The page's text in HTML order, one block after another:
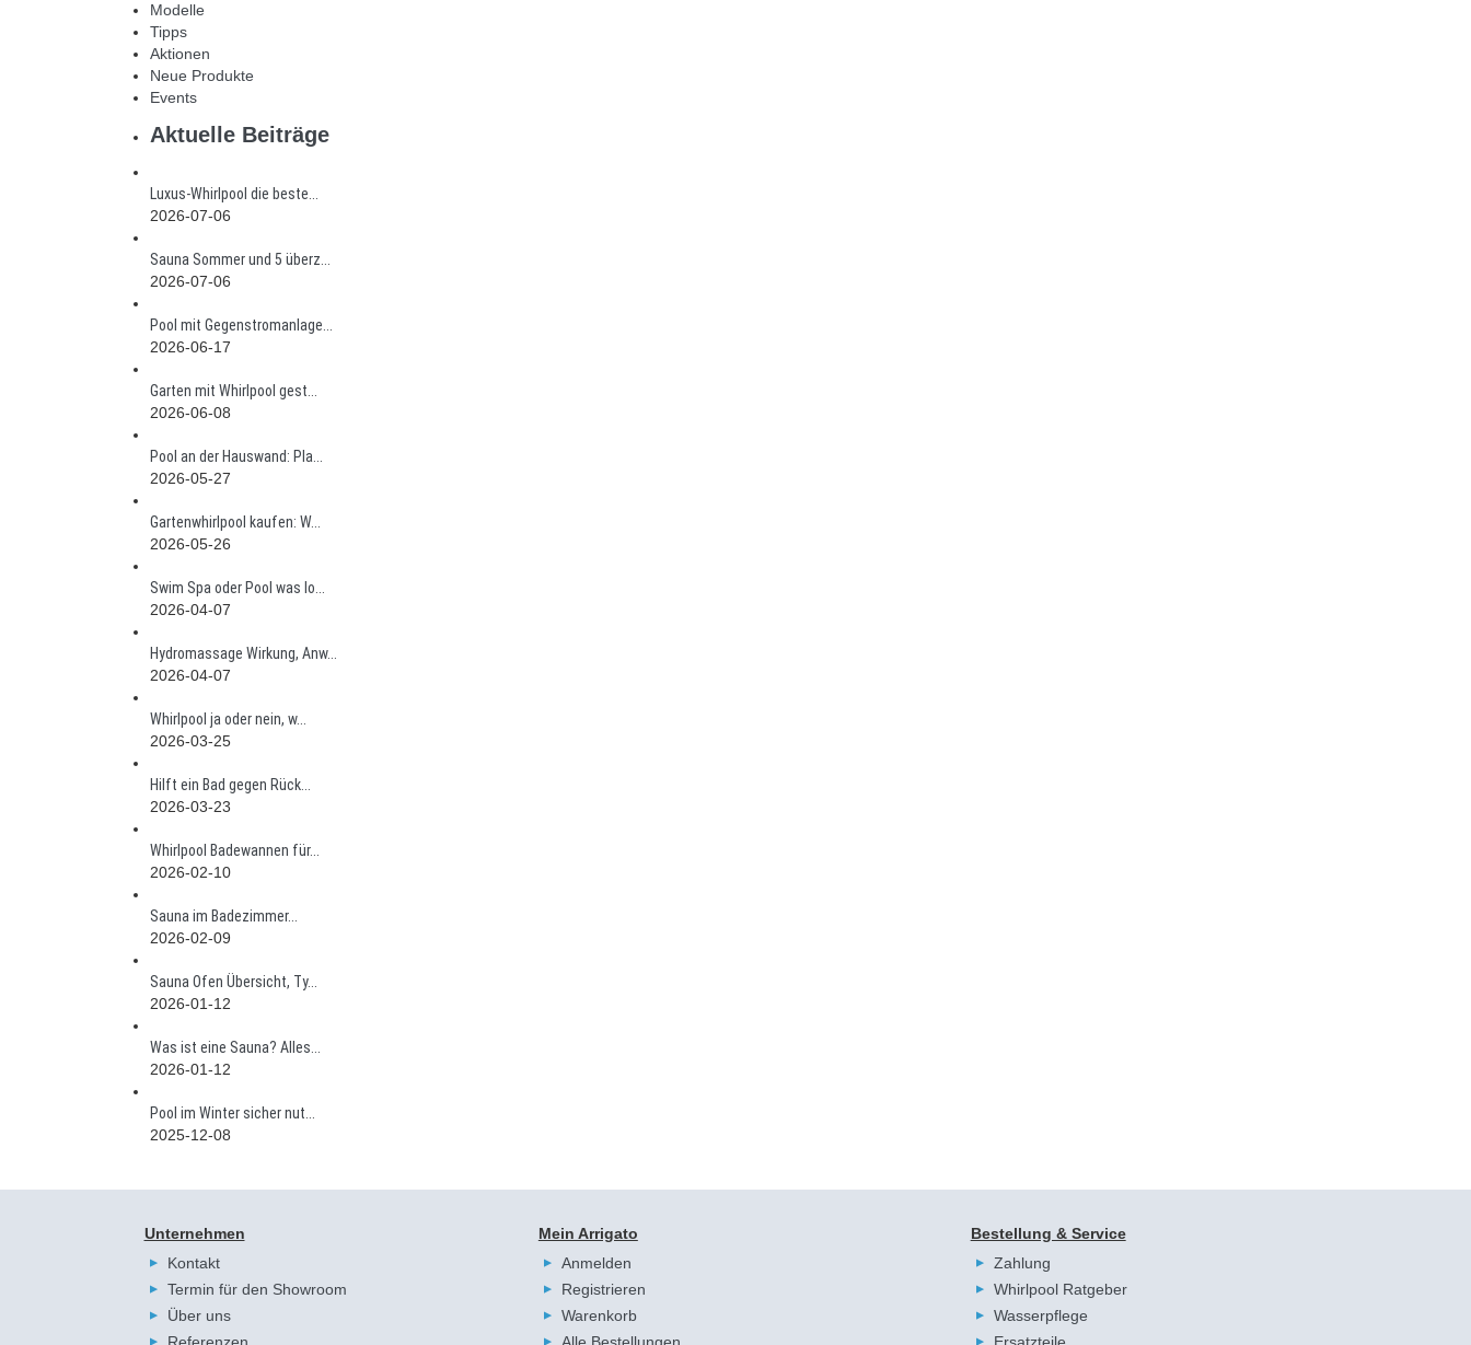
Modelle
Tipps
Aktionen
Neue Produkte
Events
Aktuelle Beiträge
Luxus-Whirlpool die beste...
2026-07-06
Sauna Sommer und 5 überz...
2026-07-06
Pool mit Gegenstromanlage...
2026-06-17
Garten mit Whirlpool gest...
2026-06-08
Pool an der Hauswand: Pla...
2026-05-27
Gartenwhirlpool kaufen: W...
2026-05-26
Swim Spa oder Pool was lo...
2026-04-07
Hydromassage Wirkung, Anw...
2026-04-07
Whirlpool ja oder nein, w...
2026-03-25
Hilft ein Bad gegen Rück...
2026-03-23
Whirlpool Badewannen für...
2026-02-10
Sauna im Badezimmer...
2026-02-09
Sauna Ofen Übersicht, Ty...
2026-01-12
Was ist eine Sauna? Alles...
2026-01-12
Pool im Winter sicher nut...
2025-12-08
Unternehmen
Kontakt
Termin für den Showroom
Über uns
Mein Arrigato
Anmelden
Registrieren
Warenkorb
Bestellung & Service
Zahlung
Whirlpool Ratgeber
Wasserpflege